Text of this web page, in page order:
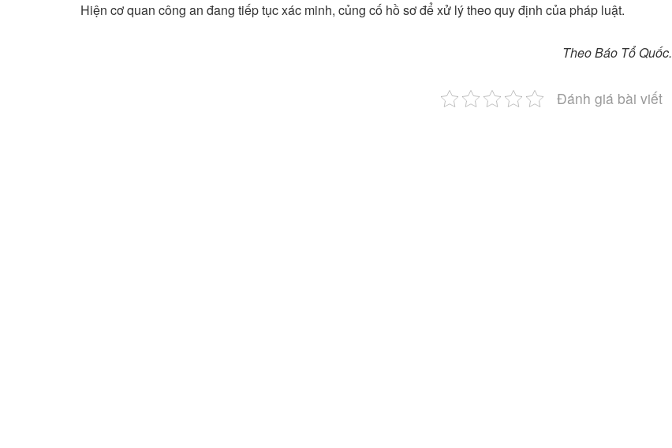
Hiện cơ quan công an đang tiếp tục xác minh, củng cố hồ sơ để xử lý theo quy định của pháp luật.
Theo Báo Tổ Quốc.
Đánh giá bài viết